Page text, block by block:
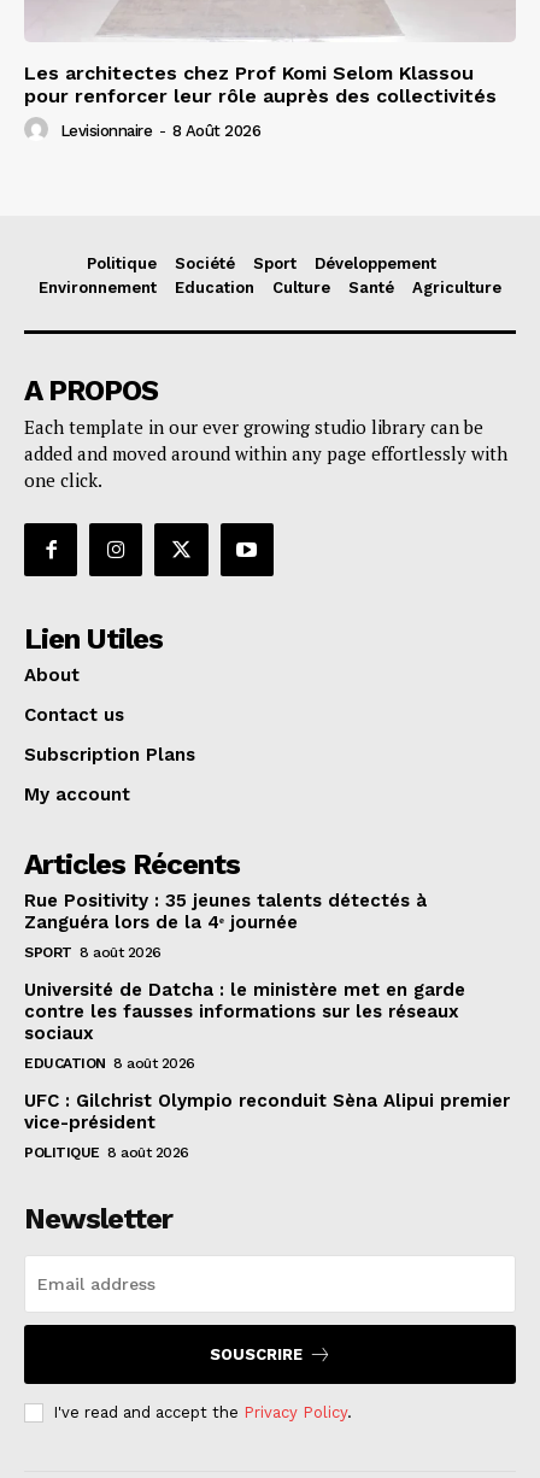
Les architectes chez Prof Komi Selom Klassou
pour renforcer leur rôle auprès des collectivités
Levisionnaire - 8 Août 2026
Politique Société Sport
Développement
Environnement
Education Culture Santé Agriculture
A PROPOS
Each template in our ever growing studio library can be
added and moved around within any page effortlessly with
one click.
Lien Utiles
About
Contact us
Subscription Plans
My account
Articles Récents
Rue Positivity : 35 jeunes talents détectés à
Zanguéra lors de la 4ᵉ journée
SPORT 8 août 2026
Université de Datcha : le ministère met en garde
contre les fausses informations sur les réseaux
sociaux
EDUCATION 8 août 2026
UFC : Gilchrist Olympio reconduit Sèna Alipui premier
vice-président
POLITIQUE 8 août 2026
Newsletter
SOUSCRIRE
I've read and accept the Privacy Policy.